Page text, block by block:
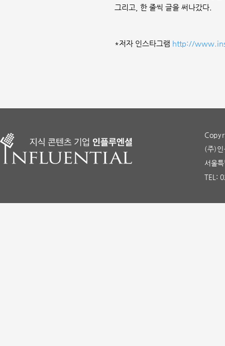
그리고, 한 줄씩 글을 써나갔다.
*저자 인스타그램 http://
(주)
서울
TEL: